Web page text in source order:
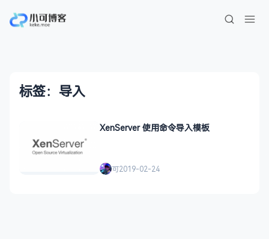
标签：导入
XenServer 使用命令导入模板
可2019-02-24